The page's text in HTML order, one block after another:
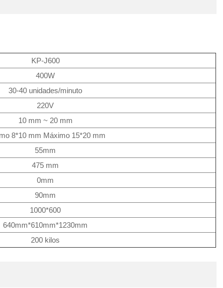
KP-J600
400W
30-40 unidades/minuto
220V
10 mm ~ 20 mm
8*10 mm Máximo 15*20 mm
55mm
475 mm
0mm
90mm
1000*600
640mm*610mm*1230mm
200 kilos